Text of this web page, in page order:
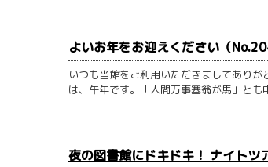
よいお年をお迎えください（
いつも当館をご利用いただきましてあり
は、午年です。「人間万事塞翁が馬」と
夜の図書館にドキドキ！ ナイト